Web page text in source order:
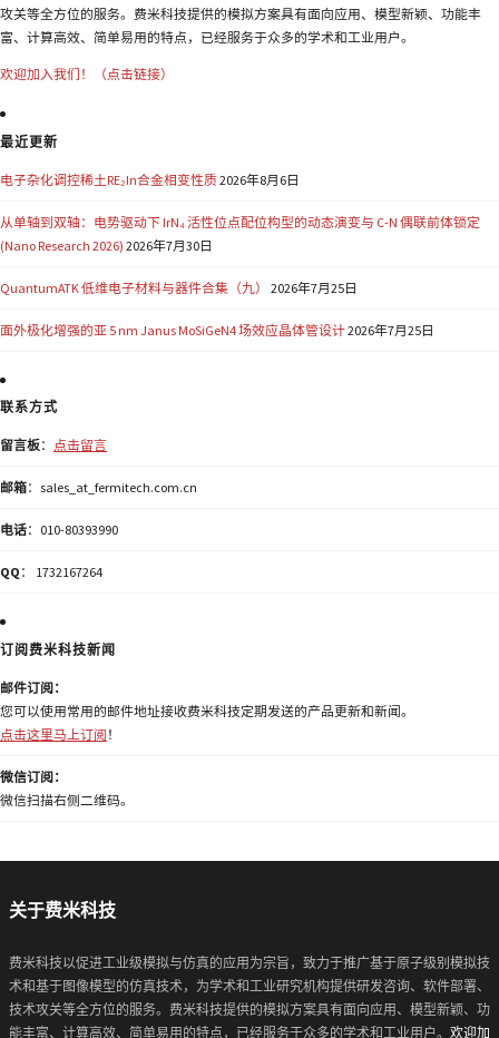
攻关等全方位的服务。费米科技提供的模拟方案具有面向应用、模型新颖、功能丰
富、计算高效、简单易用的特点，已经服务于众多的学术和工业用户。
欢迎加入我们！（点击链接）
最近更新
电子杂化调控稀土RE₂In合金相变性质2026年8月6日
从单轴到双轴：电势驱动下 IrN₄ 活性位点配位构型的动态演变与 C-N 偶联前体锁定
(Nano Research 2026) 2026年7月30日
QuantumATK 低维电子材料与器件合集（九） 2026年7月25日
面外极化增强的亚 5 nm Janus MoSiGeN4 场效应晶体管设计2026年7月25日
联系方式
留言板： 点击留言
邮箱：sales_at_fermitech.com.cn
电话：010-80393990
QQ ： 1732167264
订阅费米科技新闻
邮件订阅：
您可以使用常用的邮件地址接收费米科技定期发送的产品更新和新闻。
点击这里马上订阅 ！
微信订阅：
微信扫描右侧二维码。
关于费米科技
费米科技以促进工业级模拟与仿真的应用为宗旨，致力于推广基于原子级别模拟技
术和基于图像模型的仿真技术，为学术和工业研究机构提供研发咨询、软件部署、
技术攻关等全方位的服务。费米科技提供的模拟方案具有面向应用、模型新颖、功
能丰富、计算高效、简单易用的特点，已经服务于众多的学术和工业用户。 欢迎加